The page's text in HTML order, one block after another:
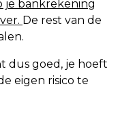
je bankrekening
De rest van de
dus goed, je hoeft
eigen risico te